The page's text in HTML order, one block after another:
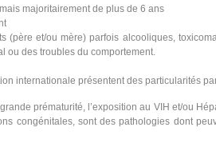
majoritairement de plus de 6 ans
(père et/ou mère) parfois alcooliques,
ou des troubles du comportement.
internationale présentent des particularités
prématurité, l’exposition au VIH et/ou
congénitales, sont des pathologies dont